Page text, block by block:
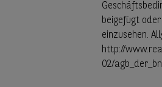
beigefügt
einzusehen.
http://
02/